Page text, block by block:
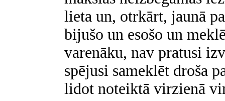
lieta un, otrkārt, jaunā
bijušo un esošo un
varenāku, nav pratusi
spējusi sameklēt droša
lidot noteiktā virzienā